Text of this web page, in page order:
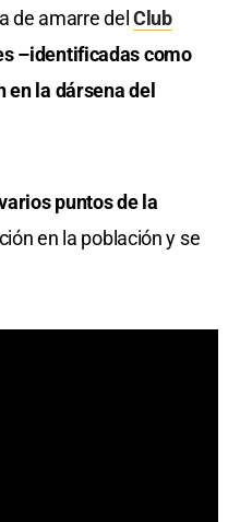
de amarre del Club
–identificadas como
la dársena del
puntos de la
en la población y se